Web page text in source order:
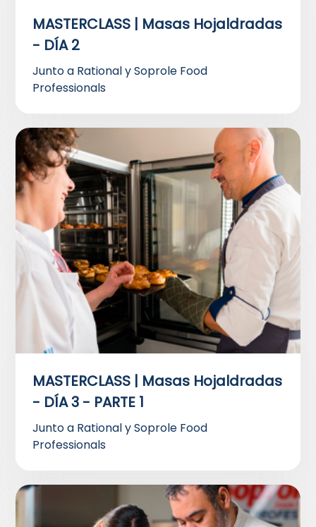
MASTERCLASS | Masas Hojaldradas
- DÍA 2
Junto a Rational y Soprole Food
Professionals
MASTERCLASS | Masas Hojaldradas
- DÍA 3 - PARTE 1
Junto a Rational y Soprole Food
Professionals